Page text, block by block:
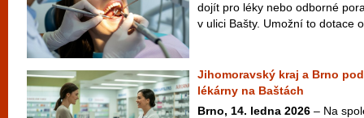
dojít pro léky nebo odborné
v ulici Bašty. Umožní to dotace
Jihomoravský kraj a Brno
lékárny na Baštách
Brno, 14. ledna 2026 – Na